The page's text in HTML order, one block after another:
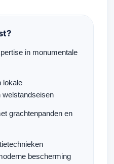
in monumentale
lokale
welstandseisen
grachtenpanden en
bescherming